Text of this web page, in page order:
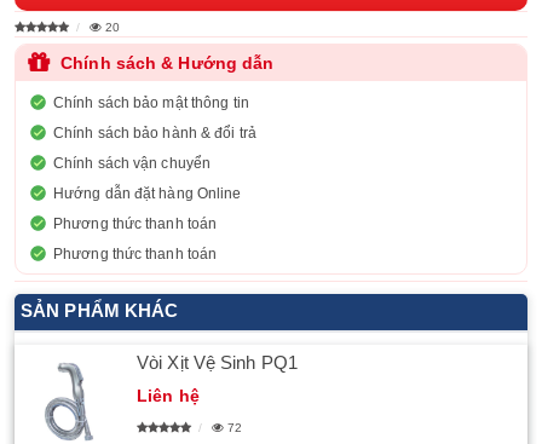
20
Chính sách & Hướng dẫn
Chính sách bảo mật thông tin
Chính sách bảo hành & đổi trả
Chính sách vận chuyển
Hướng dẫn đặt hàng Online
Phương thức thanh toán
Phương thức thanh toán
SẢN PHẨM KHÁC
Vòi Xịt Vệ Sinh PQ1
Liên hệ
72